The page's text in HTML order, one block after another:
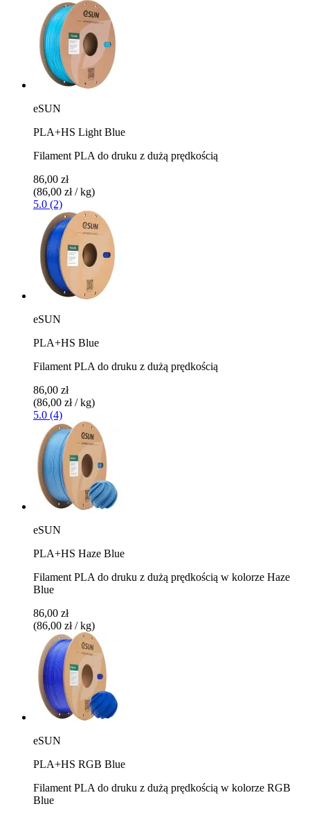
eSUN
PLA+HS Light Blue
Filament PLA do druku z dużą prędkością
86,00 zł
(86,00 zł / kg)
5.0 (2)
eSUN
PLA+HS Blue
Filament PLA do druku z dużą prędkością
86,00 zł
(86,00 zł / kg)
5.0 (4)
eSUN
PLA+HS Haze Blue
Filament PLA do druku z dużą prędkością w kolorze Haze
Blue
86,00 zł
(86,00 zł / kg)
eSUN
PLA+HS RGB Blue
Filament PLA do druku z dużą prędkością w kolorze RGB
Blue